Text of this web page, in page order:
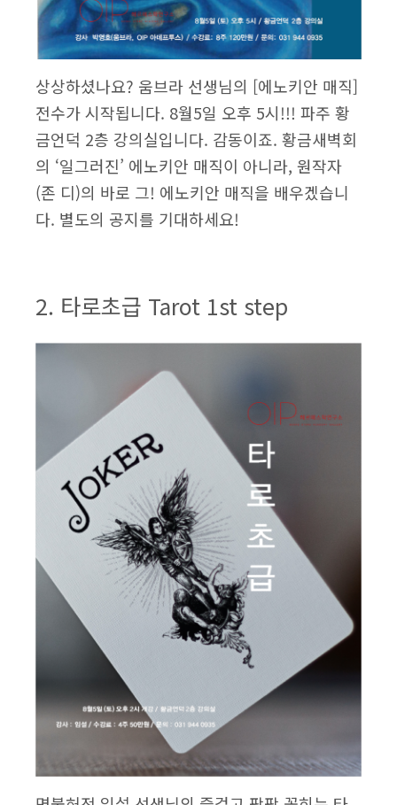
상상하셨나요? 움브라 선생님의 [에노키안 매직]
전수가 시작됩니다. 8월5일 오후 5시!!! 파주 황
금언덕 2층 강의실입니다. 감동이죠. 황금새벽회
의 ‘일그러진’ 에노키안 매직이 아니라, 원작자
(존 디)의 바로 그! 에노키안 매직을 배우겠습니
다. 별도의 공지를 기대하세요!
2. 타로초급 Tarot 1st step